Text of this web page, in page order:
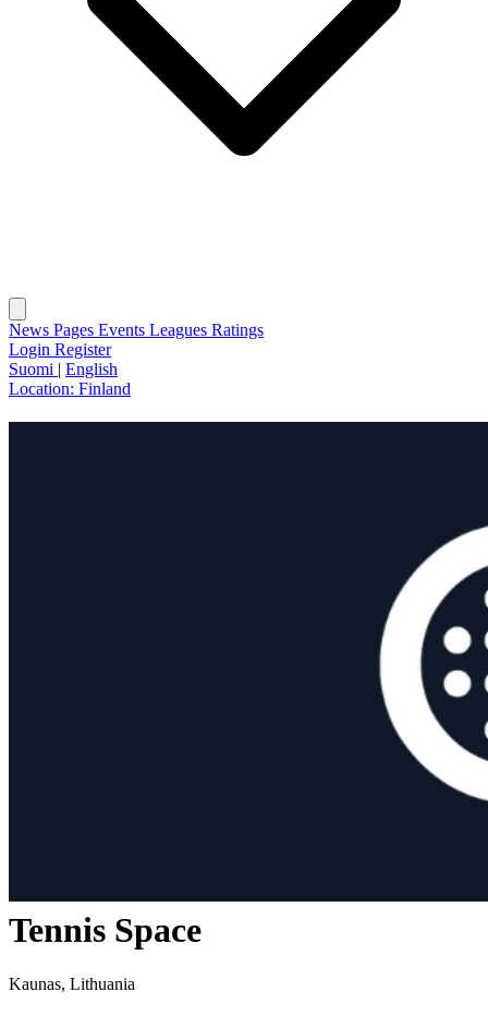
News Pages Events Leagues Ratings
Login Register
Suomi | English
Location: Finland
Tennis Space
Kaunas, Lithuania